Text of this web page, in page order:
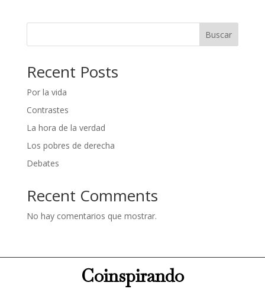
Buscar
Recent Posts
Por la vida
Contrastes
La hora de la verdad
Los pobres de derecha
Debates
Recent Comments
No hay comentarios que mostrar.
Coinspirando